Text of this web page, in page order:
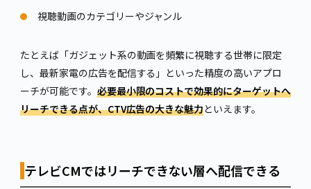
視聴動画のカテゴリーやジャンル
たとえば「ガジェット系の動画を頻繁に視聴する世帯に限定
し、最新家電の広告を配信する」といった精度の高いアプロ
ーチが可能です。 必要最小限のコストで効果的にターゲットへ
リーチできる点が、CTV広告の大きな魅力といえます。
テレビCMではリーチできない層へ配信できる